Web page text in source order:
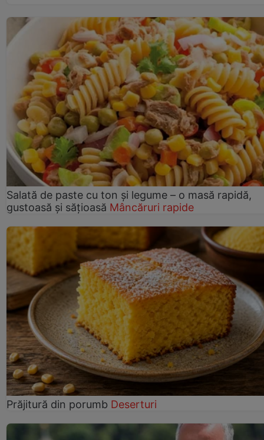
Salată de paste cu ton și legume – o masă rapidă,
gustoasă și sățioasă Mâncăruri rapide
Prăjitură din porumb Deserturi